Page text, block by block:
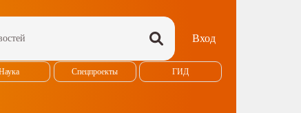
Вход
Спецпроекты ГИД